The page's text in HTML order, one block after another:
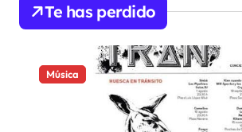
Te has perdido
Música